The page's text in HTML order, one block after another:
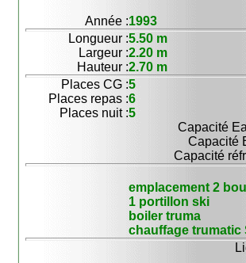
Année :1993
Longueur :5.50 m
Largeur :2.20 m
Hauteur :2.70 m
Places CG :5
Places repas :6
Places nuit :5
Capacité
Capacité
Capacité
emplacement 2
1 portillon ski
boiler truma
chauffage trumatic